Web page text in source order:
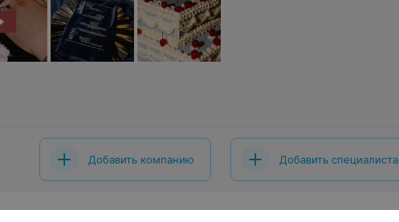
Добавить компанию Добавить специалиста